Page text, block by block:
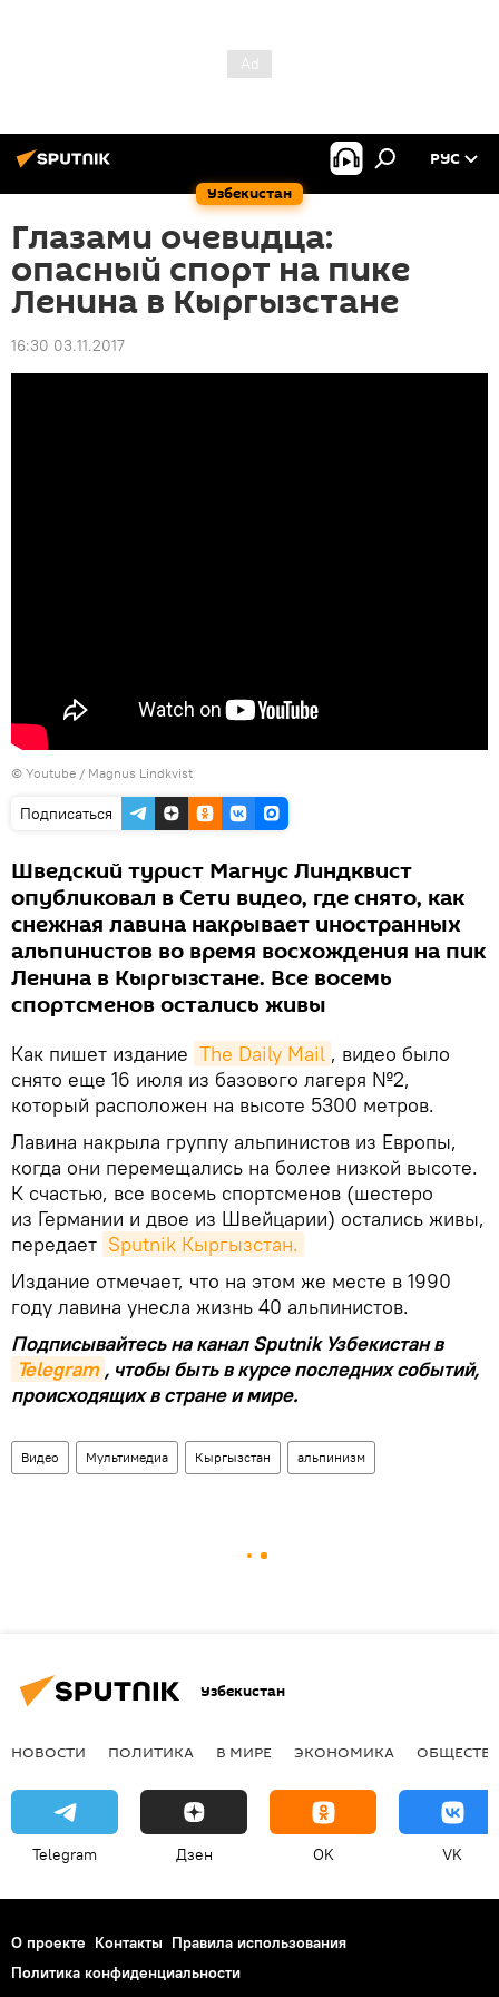
Узбекистан
РУС
Глазами очевидца:
опасный спорт на пике
Ленина в Кыргызстане
16:30 03.11.2017
© Youtube / Magnus Lindkvist
Подписаться
Шведский турист Магнус Линдквист
опубликовал в Сети видео, где снято, как
снежная лавина накрывает иностранных
альпинистов во время восхождения на пик
Ленина в Кыргызстане. Все восемь
спортсменов остались живы
Как пишет издание The Daily Mail , видео было
снято еще 16 июля из базового лагеря №2,
который расположен на высоте 5300 метров.
Лавина накрыла группу альпинистов из Европы,
когда они перемещались на более низкой высоте.
К счастью, все восемь спортсменов (шестеро
из Германии и двое из Швейцарии) остались живы,
передает Sputnik Кыргызстан.
Издание отмечает, что на этом же месте в 1990
году лавина унесла жизнь 40 альпинистов.
Подписывайтесь на канал Sputnik Узбекистан в
Telegram , чтобы быть в курсе последних событий,
происходящих в стране и мире.
Видео Мультимедиа Кыргызстан альпинизм
Узбекистан
НОВОСТИ ПОЛИТИКА В МИРЕ ЭКОНОМИКА
Telegram Дзен OK VK
О проекте Контакты Правила использования
Политика конфиденциальности